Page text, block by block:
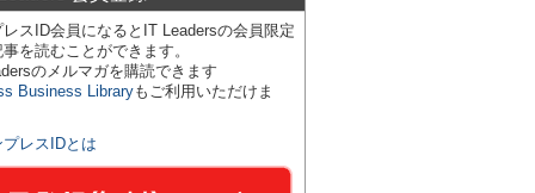
スID会員になるとIT Leadersの会員限定
を読むことができます。
のメルマガを購読できます
Business Libraryもご利用いただけま
プレスIDとは